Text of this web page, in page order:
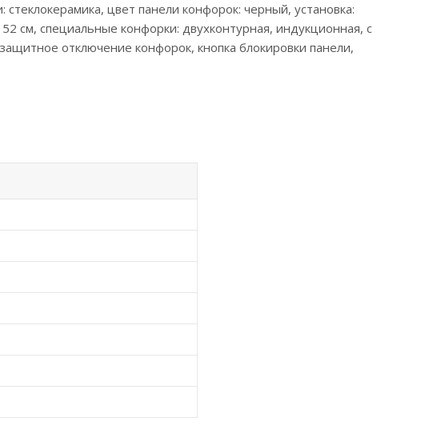
цвет панели конфорок: черный, установка:
см, специальные конфорки: двухконтурная, индукционная, с
отключение конфорок, кнопка блокировки панели,